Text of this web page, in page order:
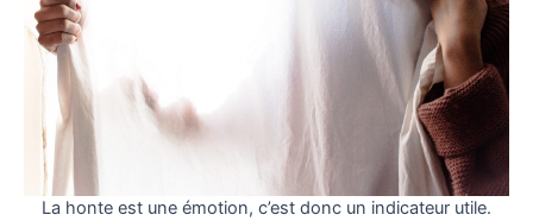
La honte est une émotion, c’est donc un indicateur utile.